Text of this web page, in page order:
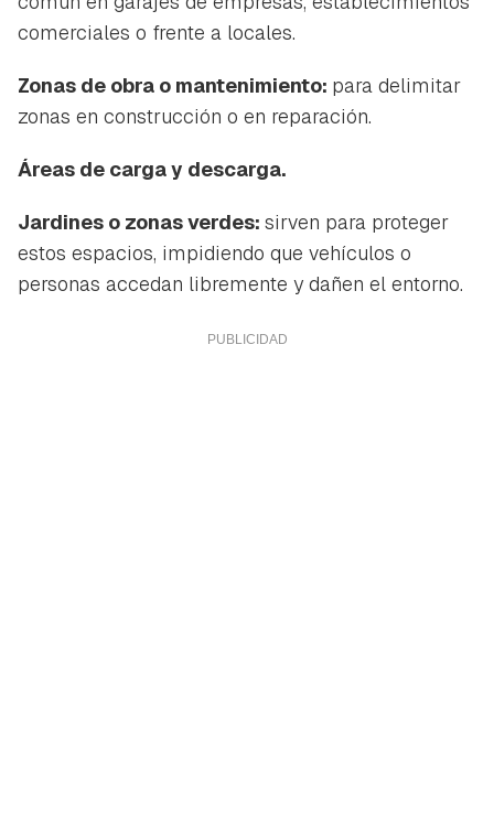
comerciales o frente a locales.
Zonas de obra o mantenimiento: para delimitar
zonas en construcción o en reparación.
Áreas de carga y descarga.
Jardines o zonas verdes: sirven para proteger
estos espacios, impidiendo que vehículos o
personas accedan libremente y dañen el entorno.